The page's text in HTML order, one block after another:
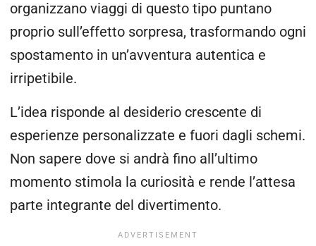
organizzano viaggi di questo tipo puntano
proprio sull’effetto sorpresa, trasformando ogni
spostamento in un’avventura autentica e
irripetibile.
L’idea risponde al desiderio crescente di
esperienze personalizzate e fuori dagli schemi.
Non sapere dove si andrà fino all’ultimo
momento stimola la curiosità e rende l’attesa
parte integrante del divertimento.